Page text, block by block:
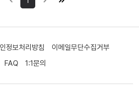
정보처리방침
이메일무단수집거부
FAQ
1:1문의